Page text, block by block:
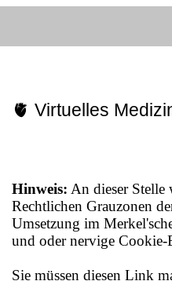
🫀 Virtuelles
Hinweis: An dieser Stelle
Rechtlichen Grauzonen
Umsetzung im
und oder nervige Cookie-
Sie müssen diesen Link